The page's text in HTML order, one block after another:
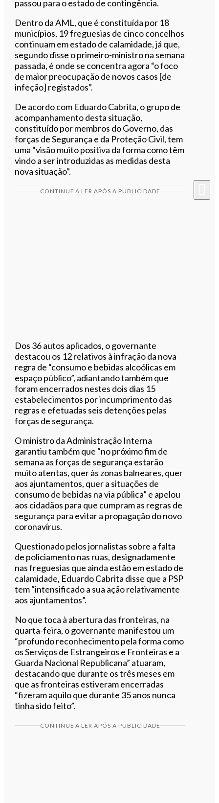
passou para o estado de contingência.
Dentro da AML, que é constituída por 18
municípios, 19 freguesias de cinco concelhos
continuam em estado de calamidade, já que,
segundo disse o primeiro-ministro na semana
passada, é onde se concentra agora “o foco
de maior preocupação de novos casos [de
infeção] registados”.
De acordo com Eduardo Cabrita, o grupo de
acompanhamento desta situação,
constituído por membros do Governo, das
forças de Segurança e da Proteção Civil, tem
uma “visão muito positiva da forma como têm
vindo a ser introduzidas as medidas desta
nova situação”.
CONTINUE A LER APÓS A PUBLICIDADE
Dos 36 autos aplicados, o governante
destacou os 12 relativos à infração da nova
regra de “consumo e bebidas alcoólicas em
espaço público”, adiantando também que
foram encerrados nestes dois dias 15
estabelecimentos por incumprimento das
regras e efetuadas seis detenções pelas
forças de segurança.
O ministro da Administração Interna
garantiu também que “no próximo fim de
semana as forças de segurança estarão
muito atentas, quer às zonas balneares, quer
aos ajuntamentos, quer a situações de
consumo de bebidas na via pública” e apelou
aos cidadãos para que cumpram as regras de
segurança para evitar a propagação do novo
coronavírus.
Questionado pelos jornalistas sobre a falta
de policiamento nas ruas, designadamente
nas freguesias que ainda estão em estado de
calamidade, Eduardo Cabrita disse que a PSP
tem “intensificado a sua ação relativamente
aos ajuntamentos”.
No que toca à abertura das fronteiras, na
quarta-feira, o governante manifestou um
“profundo reconhecimento pela forma como
os Serviços de Estrangeiros e Fronteiras e a
Guarda Nacional Republicana” atuaram,
destacando que durante os três meses em
que as fronteiras estiveram encerradas
“fizeram aquilo que durante 35 anos nunca
tinha sido feito”.
CONTINUE A LER APÓS A PUBLICIDADE